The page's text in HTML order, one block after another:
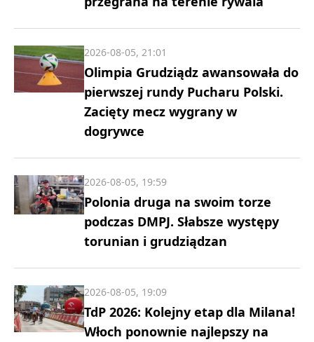
Olimpia Grudziądz awansowała do
pierwszej rundy Pucharu Polski.
Zacięty mecz wygrany w
dogrywce
2026-08-05, 21:01
Polonia druga na swoim torze
podczas DMPJ. Słabsze występy
torunian i grudziądzan
2026-08-05, 19:59
TdP 2026: Kolejny etap dla Milana!
Włoch ponownie najlepszy na
2026-08-05, 19:09